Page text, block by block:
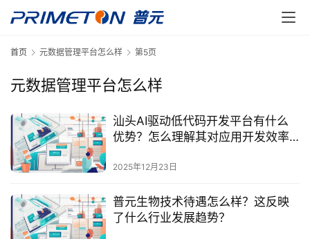
首页 元数据管理平台怎么样 第5页
元数据管理平台怎么样
汕头AI驱动低代码开发平台有什么
优势？怎么理解其对应用开发效率
2025年12月23日
普元生物技术待遇怎么样？这反映
了什么行业发展趋势？